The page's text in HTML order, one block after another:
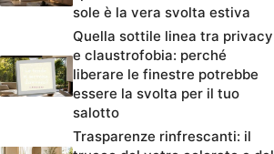
sole è la vera svolta estiva
Quella sottile linea tra privacy
e claustrofobia: perché
liberare le finestre potrebbe
essere la svolta per il tuo
salotto
Trasparenze rinfrescanti: il